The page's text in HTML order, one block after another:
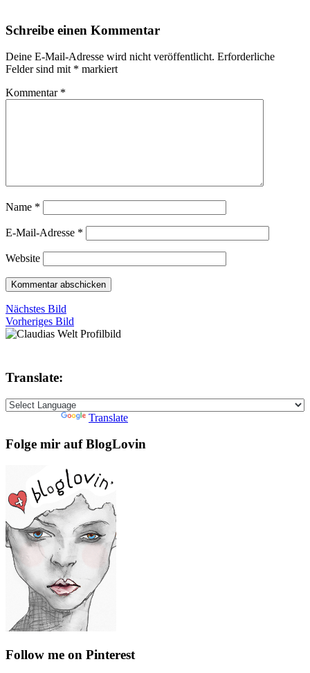
Schreibe einen Kommentar
Deine E-Mail-Adresse wird nicht veröffentlicht. Erforderliche
Felder sind mit * markiert
Kommentar *
Name *
E-Mail-Adresse *
Website
Nächstes Bild
Vorheriges Bild
Translate:
Translate
Folge mir auf BlogLovin
Follow me on Pinterest